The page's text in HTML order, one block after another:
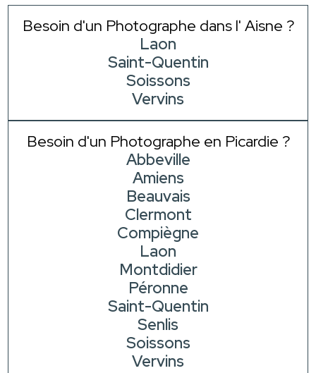
Besoin d'un Photographe dans l' Aisne ?
Laon
Saint-Quentin
Soissons
Vervins
Besoin d'un Photographe en Picardie ?
Abbeville
Amiens
Beauvais
Clermont
Compiègne
Laon
Montdidier
Péronne
Saint-Quentin
Senlis
Soissons
Vervins